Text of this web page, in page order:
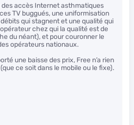
accès Internet asthmatiques
TV buggués, une uniformisation
qui stagnent et une qualité qui
chez qui la qualité est de
du néant), et pour couronner le
opérateurs nationaux.
une baisse des prix, Free n’a rien
ce soit dans le mobile ou le fixe).